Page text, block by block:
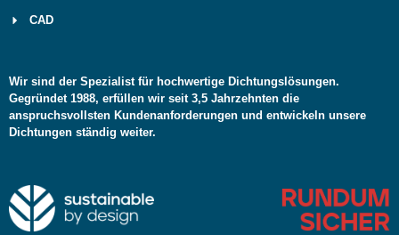
CAD
Wir sind der Spezialist für hochwertige Dichtungslösungen.
Gegründet 1988, erfüllen wir seit 3,5 Jahrzehnten die
anspruchsvollsten Kundenanforderungen und entwickeln unsere
Dichtungen ständig weiter.